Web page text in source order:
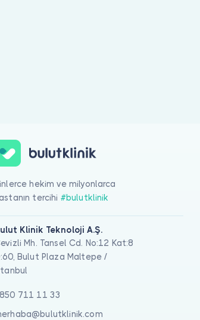
hekim ve milyonlarca
tercihi #bulutklinik
Klinik Teknoloji A.Ş.
Mh. Tansel Cd. No:12 Kat:8
Bulut Plaza Maltepe /
711 11 33